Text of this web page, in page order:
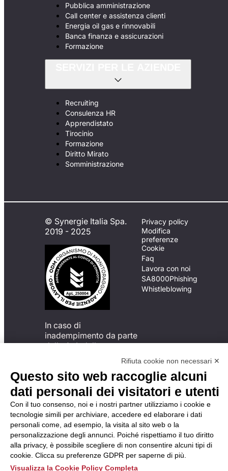
Pubblica amministrazione
Call center e assistenza clienti
Energia oil gas e rinnovabili
Banca finanza e assicurazioni
Formazione
Recruiting
Consulenza HR
Apprendistato
Tirocinio
Formazione
Diritto Mirato
Somministrazione
© Synergie Italia Spa.
2019 - 2025
In caso di
inadempimento da parte
della ApL delle
del Codice di Condotta, è
possibile presentare un
reclamo
all’Organismo di
Monitoraggio utilizzando
una delle modalità
descritte al seguente
indirizzo web
https://odm-
agenzielavoro.it/reclami/.
Privacy policy
Modifica
preferenze
Cookie
Faq
Lavora con noi
SA8000Phishing
Whistleblowing
Rifiuta cookie non necessari ✕
Questo sito web raccoglie alcuni
dati personali dei visitatori e utenti
Con il tuo consenso, noi e i nostri partner utilizziamo i cookie e
tecnologie simili per archiviare, accedere ed elaborare i dati
personali come, ad esempio, la visita al sito web o la
personalizzazione degli annunci. Poiché rispettiamo il tuo diritto
alla privacy, è possibile scegliere di non consentire alcuni tipi di
cookie. Clicca su preferenze GDPR per saperne di più.
Visualizza la Cookie Policy Completa